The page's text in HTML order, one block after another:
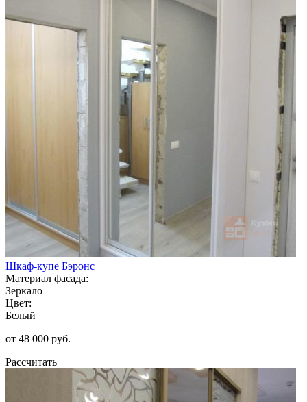
Шкаф-купе Бэронс
Материал фасада:
Зеркало
Цвет:
Белый
от 48 000 руб.
Рассчитать